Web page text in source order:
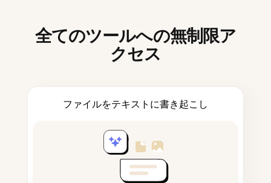
全てのツールへの無制限ア
クセス
ファイルをテキストに書き起こし